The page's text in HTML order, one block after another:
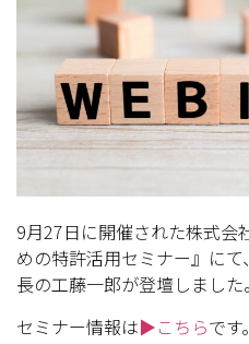
9月27日に開催された株式会
めの特許活用セミナー』に
長の工藤一郎が登壇しました。
セミナー情報は▶こちらです。